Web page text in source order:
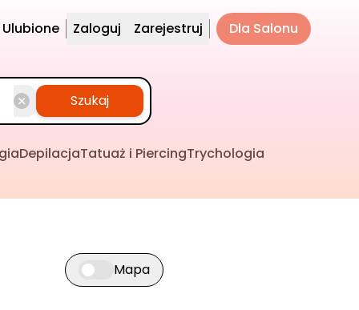
Ulubione Zaloguj Zarejestruj Dla Salonu
Szukaj
DepilacjaTatuaż i PiercingTrychologia
Przełącz widok mapy
Mapa